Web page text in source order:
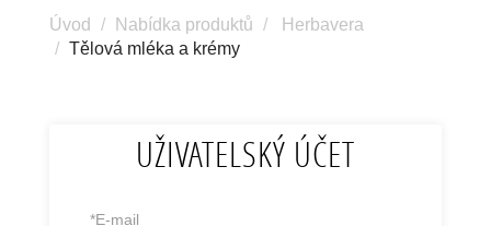
Úvod Nabídka produktů
Herbavera
Tělová mléka a krémy
UŽIVATELSKÝ ÚČET